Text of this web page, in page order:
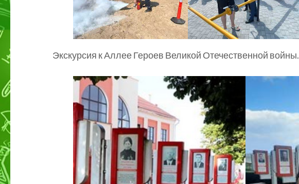
Экскурсия к Аллее Героев Великой Отечественной войны.